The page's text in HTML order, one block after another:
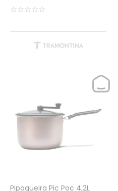
☆☆☆☆☆
Pipoqueira Pic Poc 4,2L